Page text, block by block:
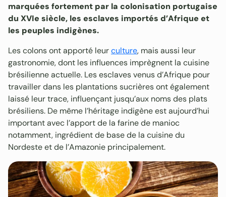
marquées fortement par la colonisation portugaise
du XVIe siècle, les esclaves importés d’Afrique et
les peuples indigènes.
Les colons ont apporté leurculture, mais aussi leur
gastronomie, dont les influences imprègnent la cuisine
brésilienne actuelle. Les esclaves venus d’Afrique pour
travailler dans les plantations sucrières ont également
laissé leur trace, influençant jusqu’aux noms des plats
brésiliens. De même l’héritage indigène est aujourd’hui
important avec l’apport de la farine de manioc
notamment, ingrédient de base de la cuisine du
Nordeste et de l’Amazonie principalement.